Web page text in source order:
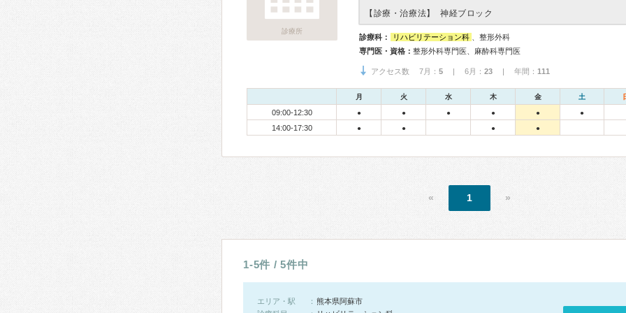
診療所
【診療・治療法】 神経ブロック
診療科： リハビリテーション科
、整形外科
専門医・資格： 整形外科専門医、麻酔科専門医
アクセス数 7月： 5 | 6月： 23 | 年間： 111
月 火 水 木 金 土
09:00-12:30 ● ● ● ● ● ●
14:00-17:30 ● ● ● ●
« 1 »
1-5件 / 5件中
エリア・駅
熊本県阿蘇市